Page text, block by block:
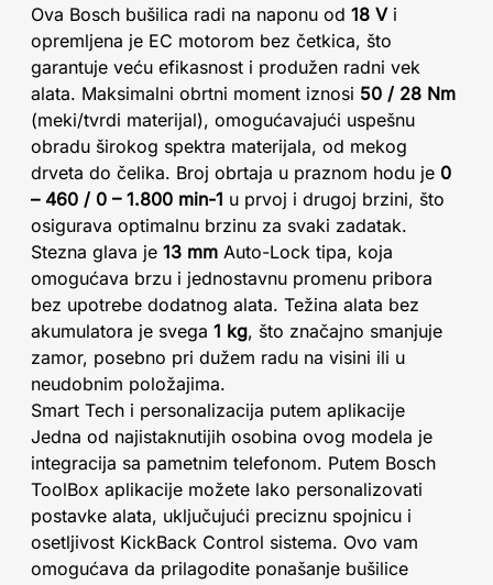
Ova Bosch bušilica radi na naponu od 18 Vi
opremljena je EC motorom bez četkica, što
garantuje veću efikasnost i produžen radni vek
alata. Maksimalni obrtni moment iznosi 50 / 28 Nm
(meki/tvrdi materijal), omogućavajući uspešnu
obradu širokog spektra materijala, od mekog
drveta do čelika. Broj obrtaja u praznom hodu je 0
– 460 / 0 – 1.800 min-1 u prvoj i drugoj brzini, što
osigurava optimalnu brzinu za svaki zadatak.
Stezna glava je 13 mm Auto-Lock tipa, koja
omogućava brzu i jednostavnu promenu pribora
bez upotrebe dodatnog alata. Težina alata bez
akumulatora je svega 1 kg, što značajno smanjuje
zamor, posebno pri dužem radu na visini ili u
neudobnim položajima.
Smart Tech i personalizacija putem aplikacije
Jedna od najistaknutijih osobina ovog modela je
integracija sa pametnim telefonom. Putem Bosch
ToolBox aplikacije možete lako personalizovati
postavke alata, uključujući preciznu spojnicu i
osetljivost KickBack Control sistema. Ovo vam
omogućava da prilagodite ponašanje bušilice